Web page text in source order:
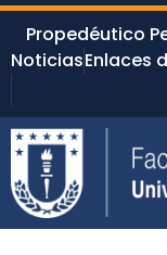
Propedéutico
NoticiasEnlaces